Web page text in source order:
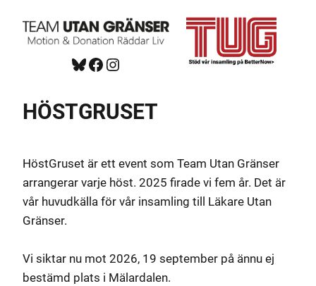
Bluesky Facebook https://www.instagram.com/tug_ck/
HÖSTGRUSET
HöstGruset är ett event som Team Utan Gränser
arrangerar varje höst. 2025 firade vi fem år. Det är
vår huvudkälla för vår insamling till Läkare Utan
Gränser.
Vi siktar nu mot 2026, 19 september på ännu ej
bestämd plats i Mälardalen.